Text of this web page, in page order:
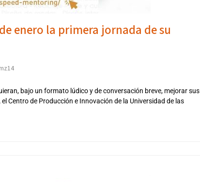
enero la primera jornada de su
bajo un formato lúdico y de conversación breve, mejorar sus
Centro de Producción e Innovación de la Universidad de las